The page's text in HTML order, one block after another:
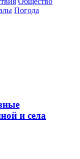
Погода
и села